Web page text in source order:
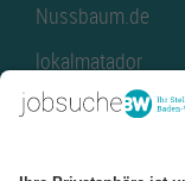
Nussbaum.de
lokalmatador
kaufinBW